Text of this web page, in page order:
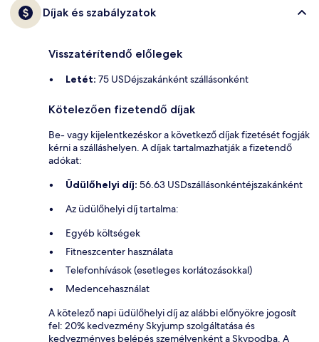
Díjak és szabályzatok
Visszatérítendő előlegek
Letét: 75 USDéjszakánként szállásonként
Kötelezően fizetendő díjak
Be- vagy kijelentkezéskor a következő díjak fizetését fogják
kérni a szálláshelyen. A díjak tartalmazhatják a fizetendő
adókat:
Üdülőhelyi díj: 56.63 USDszállásonkéntéjszakánként
Az üdülőhelyi díj tartalma:
Egyéb költségek
Fitneszcenter használata
Telefonhívások (esetleges korlátozásokkal)
Medencehasználat
A kötelező napi üdülőhelyi díj az alábbi előnyökre jogosít
fel: 20% kedvezmény Skyjump szolgáltatása és
kedvezményes belépés személyenként a Skypodba. A